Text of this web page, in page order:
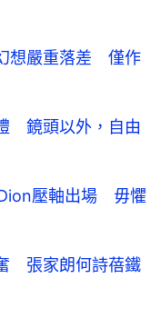
想嚴重落差 僅作
鏡頭以外，自由
壓軸出場 毋懼
張家朗何詩蓓鐵